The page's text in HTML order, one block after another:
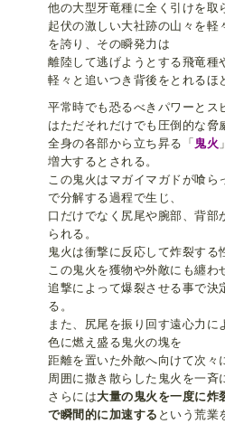
他の大型牙竜種に全く引けを取
起伏の激しい大社跡の山々を軽
を誇り、その瞬発力は
離陸して逃げようとする飛竜種
軽々と追いつき背後をとれるほ
平常時でも恐るべきパワーとス
はただそれだけでも圧倒的な脅
全身の各部から立ち昇る「 鬼火
増大するとされる。
この鬼火はマガイマガドが喰
で分解する過程で生じ、
口だけでなく尻尾や腕部、背部
られる。
鬼火は衝撃に反応して炸裂する
この鬼火を獲物や外敵にも纏わ
追撃によって爆裂させる事で決
る。
また、尻尾を振り回す遠心力
色に燃え盛る鬼火の塊を
距離を置いた外敵へ向けて次々
周囲に撒き散らした鬼火を一斉
さらには大量の鬼火を一度に炸
で瞬間的に加速する という荒業